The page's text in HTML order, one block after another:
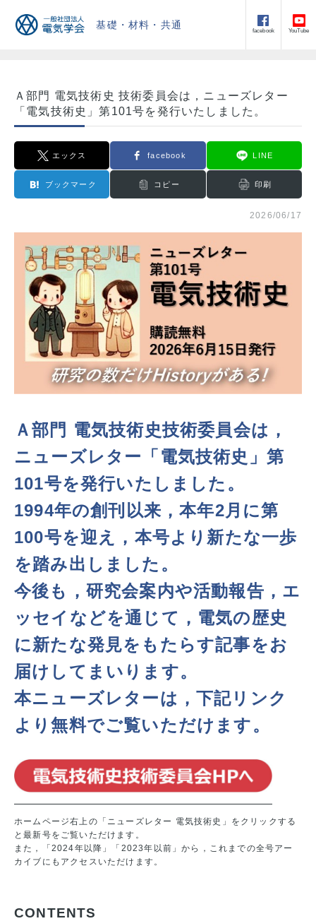
基礎・材料・共通
facebook YouTube
Ａ部門 電気技術史 技術委員会は，ニューズレター
「電気技術史」第101号を発行いたしました。
エックス facebook LINE
ブックマーク コピー 印刷
2026/06/17
Ａ部門 電気技術史技術委員会は，
ニューズレター「電気技術史」第
101号を発行いたしました。
1994年の創刊以来，本年2月に第
100号を迎え，本号より新たな一歩
を踏み出しました。
今後も，研究会案内や活動報告，エ
ッセイなどを通じて，電気の歴史
に新たな発見をもたらす記事をお
届けしてまいります。
本ニューズレターは，下記リンク
より無料でご覧いただけます。
ホームページ右上の「ニューズレター 電気技術史」をクリックする
と最新号をご覧いただけます。
また，「2024年以降」「2023年以前」から，これまでの全号アー
カイブにもアクセスいただけます。
CONTENTS